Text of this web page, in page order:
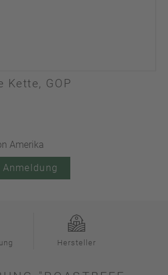
Kette, GOP
Amerika
Hersteller